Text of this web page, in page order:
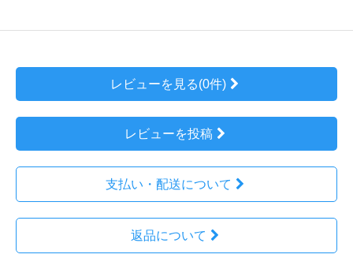
レビューを見る(0件)
レビューを投稿
支払い・配送について
返品について